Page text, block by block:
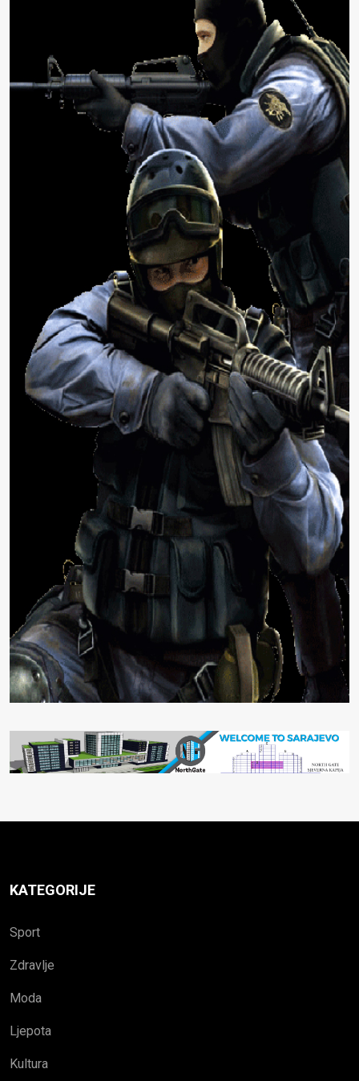
KATEGORIJE
Sport
Zdravlje
Moda
Ljepota
Kultura